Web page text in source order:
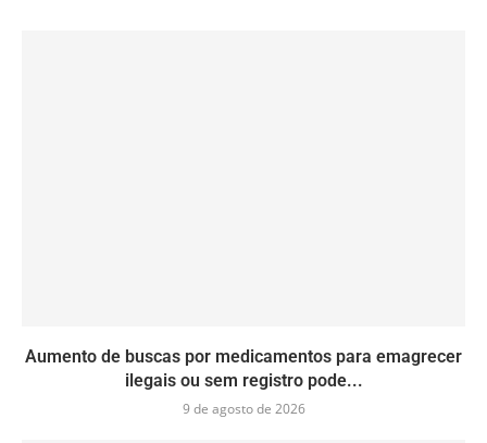
Aumento de buscas por medicamentos para emagrecer
ilegais ou sem registro pode...
9 de agosto de 2026